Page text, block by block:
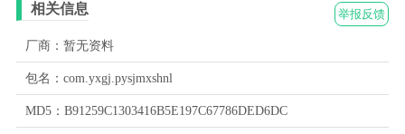
举报反馈
相关信息
厂商：暂无资料
包名：com.yxgj.pysjmxshnl
MD5：B91259C1303416B5E197C67786DED6DC